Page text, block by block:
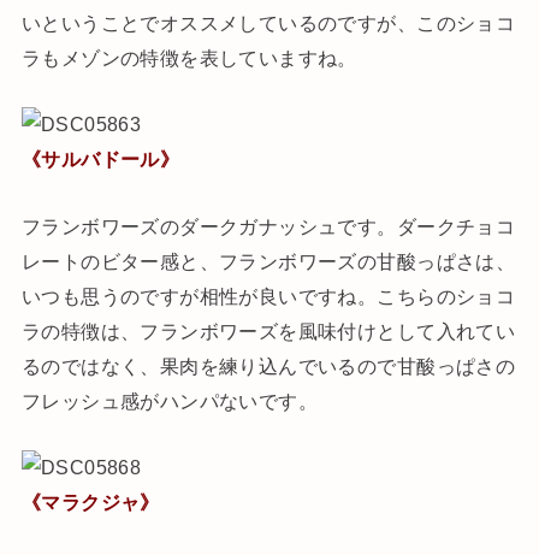
いということでオススメしているのですが、このショコ
ラもメゾンの特徴を表していますね。
《サルバドール》
フランボワーズのダークガナッシュです。ダークチョコ
レートのビター感と、フランボワーズの甘酸っぱさは、
いつも思うのですが相性が良いですね。こちらのショコ
ラの特徴は、フランボワーズを風味付けとして入れてい
るのではなく、果肉を練り込んでいるので甘酸っぱさの
フレッシュ感がハンパないです。
《マラクジャ》